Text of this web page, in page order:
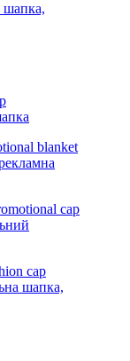
шапка,
шапка,